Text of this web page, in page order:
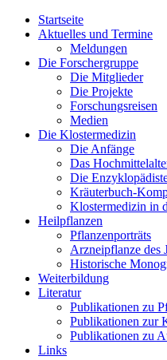
Startseite
Aktuelles und Termine
Meldungen
Die Forschergruppe
Die Mitglieder
Die Projekte
Forschungsreisen
Medien
Die Klostermedizin
Die Anfänge
Das
Die
Kräuterbuch-
Klostermedizin in
Heilpflanzen
Pflanzenporträts
Arzneipflanze des
Historische
Weiterbildung
Literatur
Publikationen zu
Publikationen zur
Publikationen zu
Links